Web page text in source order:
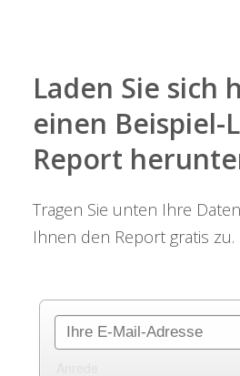
Laden Sie sich
einen Beispiel-
Report
Tragen Sie unten Ihre
Ihnen den Report gratis zu.